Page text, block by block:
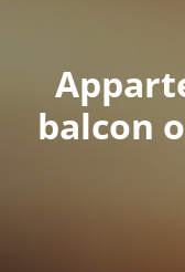
balcon